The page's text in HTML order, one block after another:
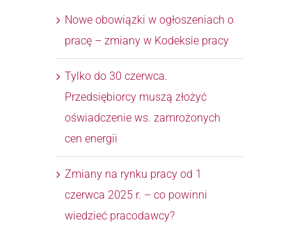
Nowe obowiązki w ogłoszeniach o
pracę – zmiany w Kodeksie pracy
Tylko do 30 czerwca.
Przedsiębiorcy muszą złożyć
oświadczenie ws. zamrożonych
cen energii
Zmiany na rynku pracy od 1
czerwca 2025 r. – co powinni
wiedzieć pracodawcy?